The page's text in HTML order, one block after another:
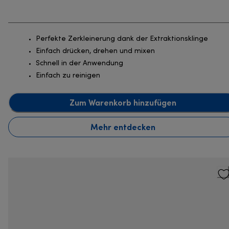
Perfekte Zerkleinerung dank der Extraktionsklinge
Einfach drücken, drehen und mixen
Schnell in der Anwendung
Einfach zu reinigen
Zum Warenkorb hinzufügen
Mehr entdecken